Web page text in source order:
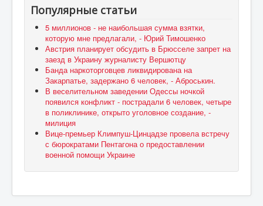
Популярные статьи
5 миллионов - не наибольшая сумма взятки,
которую мне предлагали, - Юрий Тимошенко
Австрия планирует обсудить в Брюсселе запрет на
заезд в Украину журналисту Вершютцу
Банда наркоторговцев ликвидирована на
Закарпатье, задержано 6 человек, - Аброськин.
В веселительном заведении Одессы ночкой
появился конфликт - пострадали 6 человек, четыре
в поликлинике, открыто уголовное создание, -
милиция
Вице-премьер Климпуш-Цинцадзе провела встречу
с бюрократами Пентагона о предоставлении
военной помощи Украине